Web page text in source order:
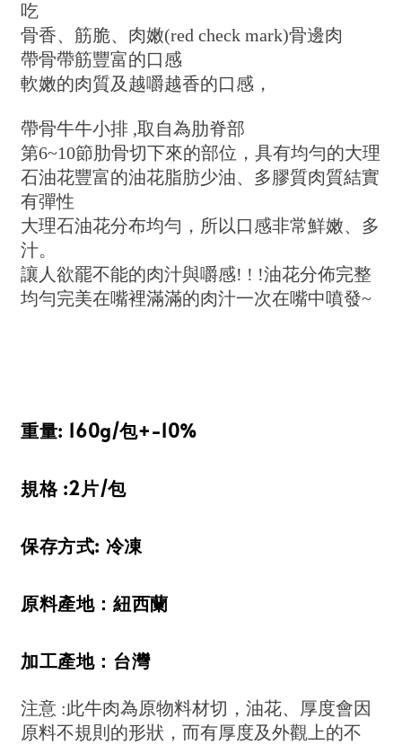
吃
骨香、筋脆、肉嫩(red check mark)骨邊肉
帶骨帶筋豐富的口感
軟嫩的肉質及越嚼越香的口感，
帶骨牛牛小排 ,取自為肋脊部
第6~10節肋骨切下來的部位，具有均勻的大理
石油花豐富的油花脂肪少油、多膠質肉質結實
有彈性
大理石油花分布均勻，所以口感非常鮮嫩、多
汁。
讓人欲罷不能的肉汁與嚼感! ! !油花分佈完整
均勻完美在嘴裡滿滿的肉汁一次在嘴中噴發~
重量: 160g/包+-10%
規格 :2片/包
保存方式: 冷凍
原料產地：紐西蘭
加工產地：台灣
注意 :此牛肉為原物料材切，油花、厚度會因
原料不規則的形狀，而有厚度及外觀上的不